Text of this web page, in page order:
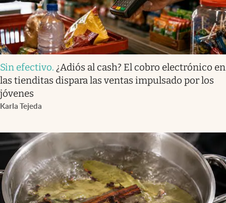
Sin efectivo. ¿Adiós al cash? El cobro electrónico en
las tienditas dispara las ventas impulsado por los
jóvenes
Karla Tejeda